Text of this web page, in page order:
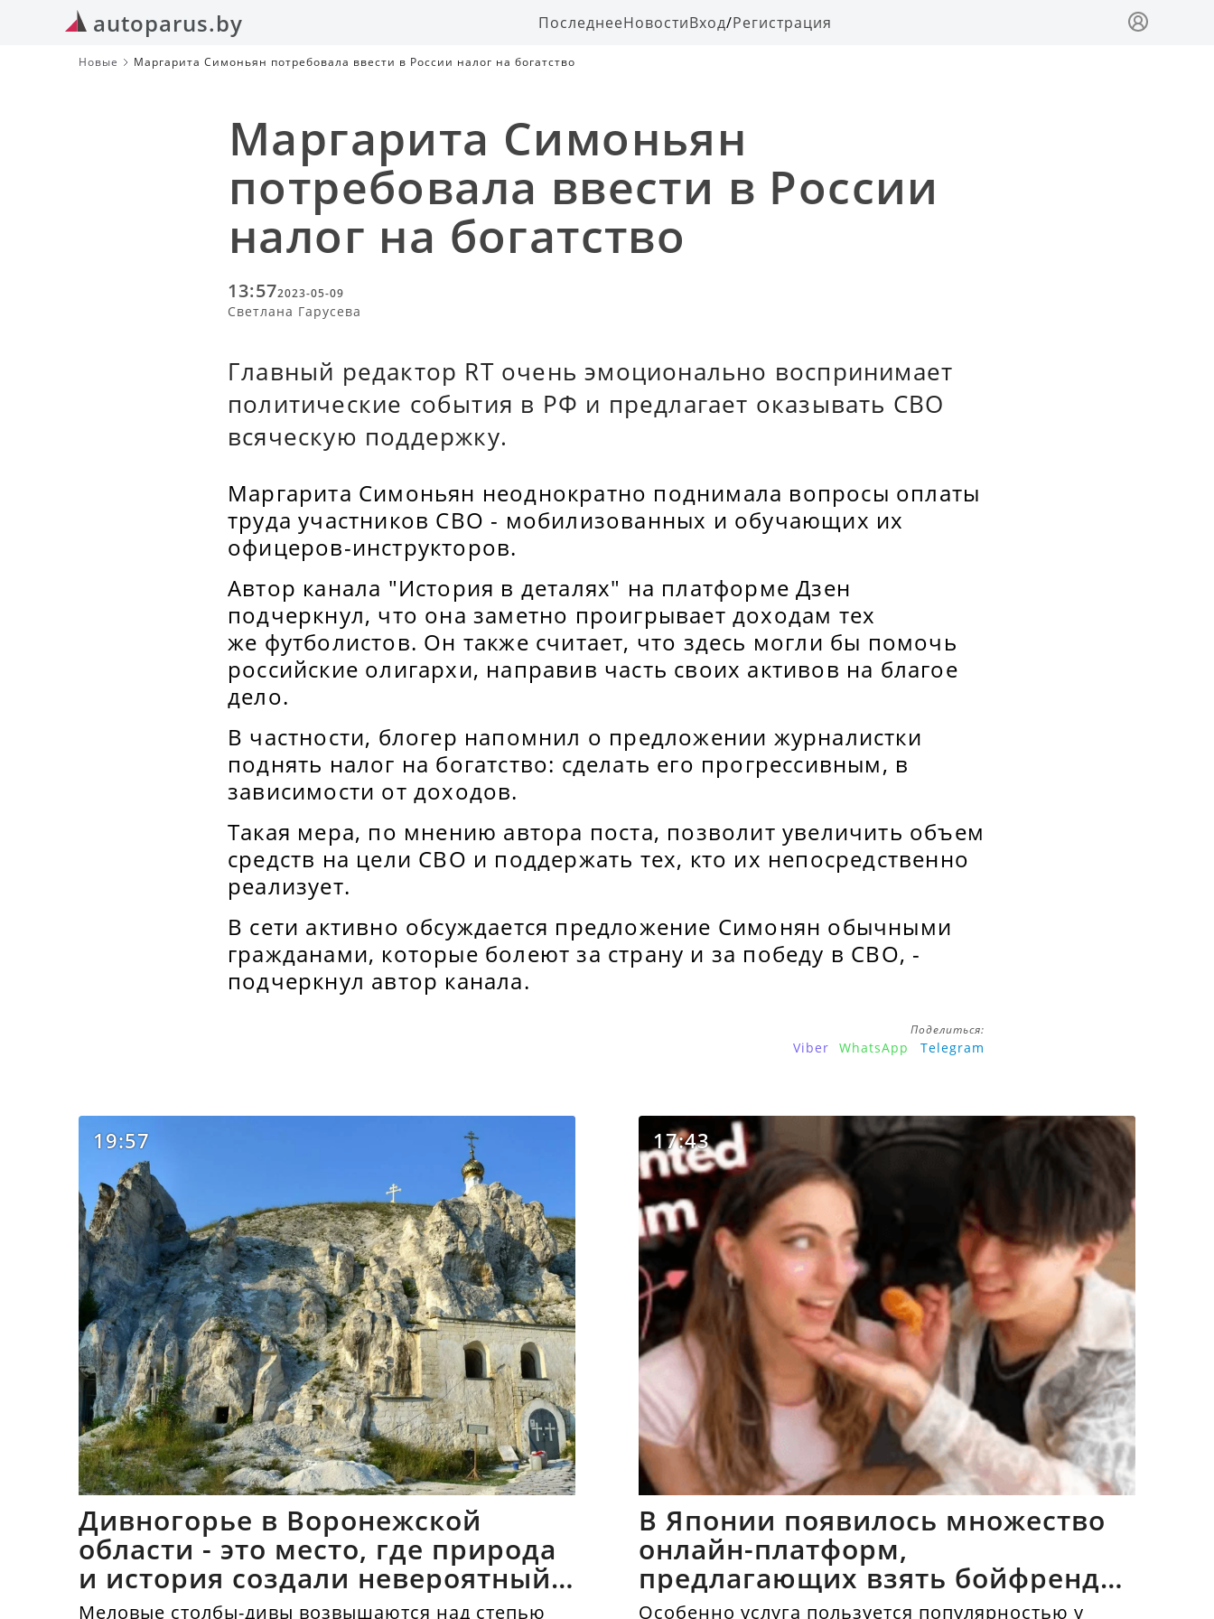
autoparus.by ПоследнееНовостиВход/Регистрация
Новые Маргарита Симоньян потребовала ввести в России налог на богатство
Маргарита Симоньян
потребовала ввести в России
налог на богатство
13:572023-05-09
Светлана Гарусева
Главный редактор RT очень эмоционально воспринимает
политические события в РФ и предлагает оказывать СВО
всяческую поддержку.
Маргарита Симоньян неоднократно поднимала вопросы оплаты
труда участников СВО - мобилизованных и обучающих их
офицеров-инструкторов.
Автор канала "История в деталях" на платформе Дзен
подчеркнул, что она заметно проигрывает доходам тех
же футболистов. Он также считает, что здесь могли бы помочь
российские олигархи, направив часть своих активов на благое
дело.
В частности, блогер напомнил о предложении журналистки
поднять налог на богатство: сделать его прогрессивным, в
зависимости от доходов.
Такая мера, по мнению автора поста, позволит увеличить объем
средств на цели СВО и поддержать тех, кто их непосредственно
реализует.
В сети активно обсуждается предложение Симонян обычными
гражданами, которые болеют за страну и за победу в СВО, -
подчеркнул автор канала.
Поделиться:
Viber WhatsApp Telegram
19:57
Дивногорье в Воронежской
области - это место, где природа
и история создали невероятный
синтез
Меловые столбы-дивы возвышаются над степью
17:43
В Японии появилось множество
онлайн-платформ,
предлагающих взять бойфрендов
напрокат
Особенно услуга пользуется популярностью у